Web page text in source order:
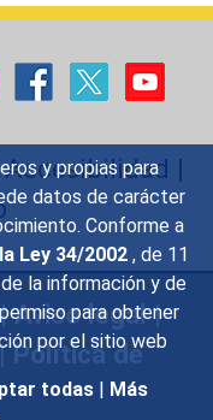
y propias para
datos de carácter
Conforme a
Ley 34/2002 , de 11
la información y de
para obtener
por el sitio web
todas | Más
Accesibilidad |
Aviso legal|
Política de